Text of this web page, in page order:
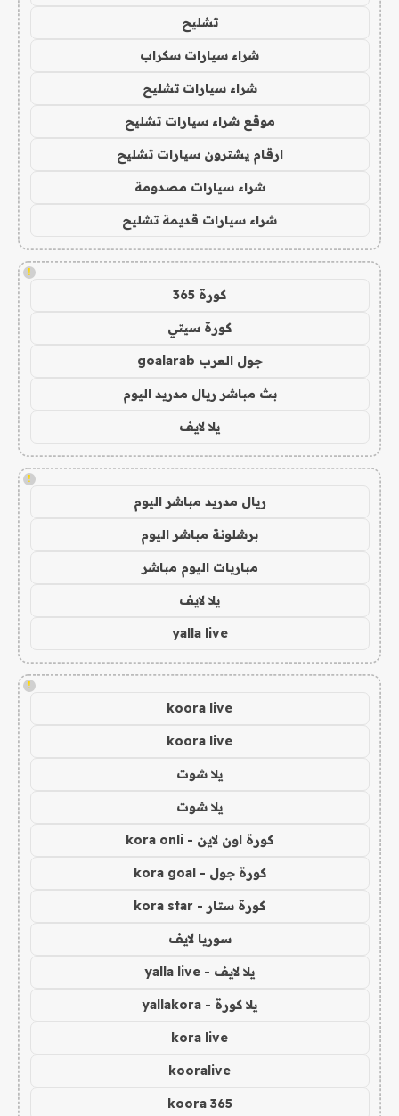
تشليح
شراء سيارات سكراب
شراء سيارات تشليح
موقع شراء سيارات تشليح
ارقام يشترون سيارات تشليح
شراء سيارات مصدومة
شراء سيارات قديمة تشليح
!
كورة 365
كورة سيتي
جول العرب goalarab
بث مباشر ريال مدريد اليوم
يلا لايف
!
ريال مدريد مباشر اليوم
برشلونة مباشر اليوم
مباريات اليوم مباشر
يلا لايف
yalla live
!
koora live
koora live
يلا شوت
يلا شوت
كورة اون لاين - kora onli
كورة جول - kora goal
كورة ستار - kora star
سوريا لايف
يلا لايف - yalla live
يلا كورة - yallakora
kora live
kooralive
koora 365